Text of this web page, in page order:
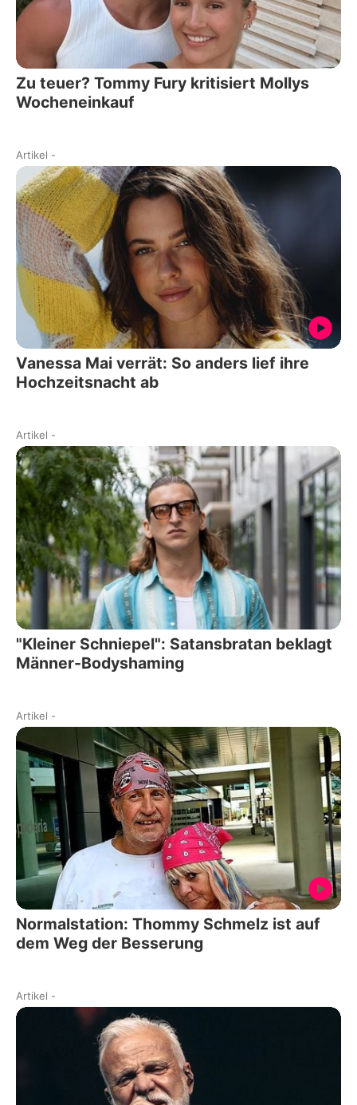
Zu teuer? Tommy Fury kritisiert Mollys
Wocheneinkauf
Artikel -
Vanessa Mai verrät: So anders lief ihre
Hochzeitsnacht ab
Artikel -
"Kleiner Schniepel": Satansbratan beklagt
Männer-Bodyshaming
Artikel -
Normalstation: Thommy Schmelz ist auf
dem Weg der Besserung
Artikel -